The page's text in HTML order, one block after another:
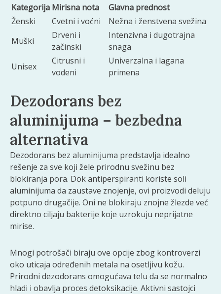
Kategorija Mirisna nota
Glavna prednost
Ženski
Cvetni i voćni
Nežna i ženstvena svežina
Muški
Drveni i
začinski
Intenzivna i dugotrajna
snaga
Unisex
Citrusni i
vodeni
Univerzalna i lagana
primena
Dezodorans bez
aluminijuma – bezbedna
alternativa
Dezodorans bez aluminijuma predstavlja idealno
rešenje za sve koji žele prirodnu svežinu bez
blokiranja pora. Dok antiperspiranti koriste soli
aluminijuma da zaustave znojenje, ovi proizvodi deluju
potpuno drugačije. Oni ne blokiraju znojne žlezde već
direktno ciljaju bakterije koje uzrokuju neprijatne
mirise.
Mnogi potrošači biraju ove opcije zbog kontroverzi
oko uticaja određenih metala na osetljivu kožu.
Prirodni dezodorans omogućava telu da se normalno
hladi i obavlja proces detoksikacije. Aktivni sastojci